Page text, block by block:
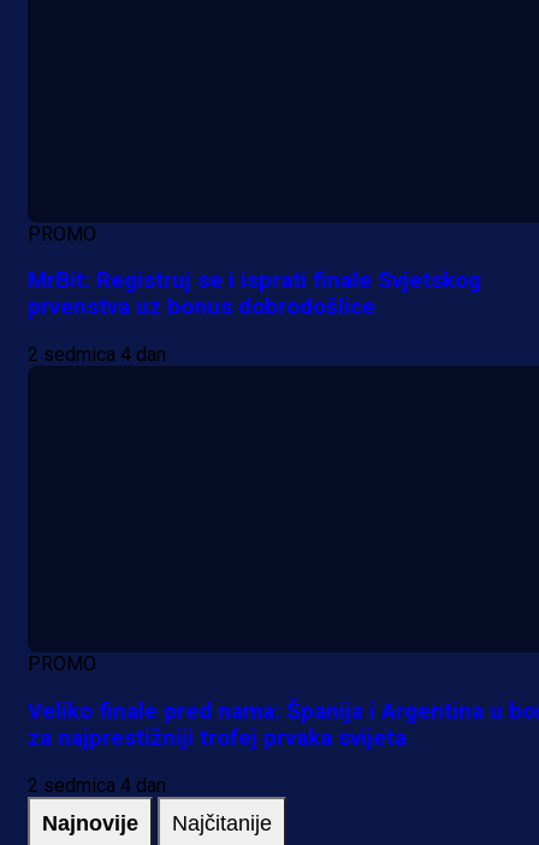
PROMO
MrBit: Registruj se i isprati finale Svjetskog
prvenstva uz bonus dobrodošlice
2 sedmica 4 dan
PROMO
Veliko finale pred nama: Španija i Argentina u
za najprestižniji trofej prvaka svijeta
2 sedmica 4 dan
Najnovije Najčitanije